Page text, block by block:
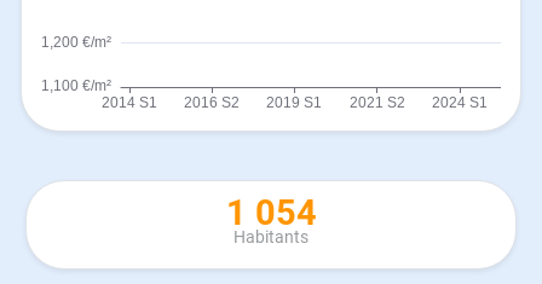
1 054
Habitants